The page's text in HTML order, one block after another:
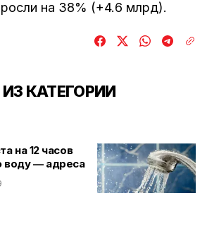
на 38% (+4.6 млрд).
КАТЕГОРИИ
на 12 часов
воду — адреса